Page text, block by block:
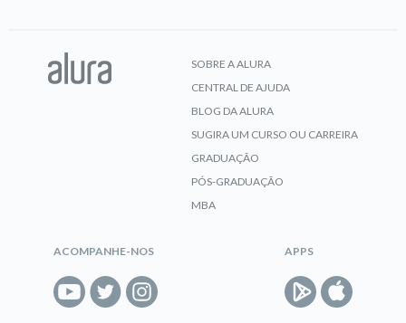
SOBRE A ALURA
CENTRAL DE AJUDA
BLOG DA ALURA
SUGIRA UM CURSO OU CARREIRA
GRADUAÇÃO
PÓS-GRADUAÇÃO
MBA
ACOMPANHE-NOS APPS